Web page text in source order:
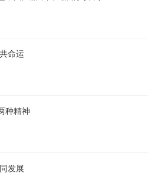
命运
种精神
发展